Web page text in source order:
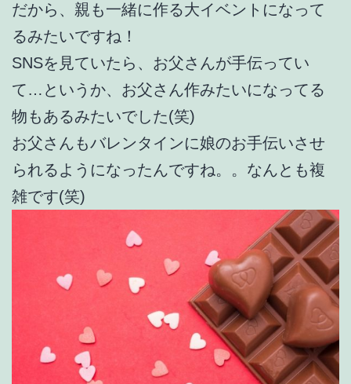
だから、親も一緒に作る大イベントになって
るみたいですね！
SNSを見ていたら、お父さんが手伝ってい
て…というか、お父さん作みたいになってる
物もあるみたいでした(笑)
お父さんもバレンタインに娘のお手伝いさせ
られるようになったんですね。。なんとも複
雑です(笑)